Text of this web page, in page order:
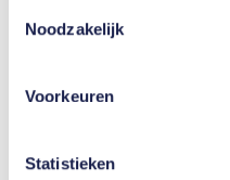
Noodzakelijk
Voorkeuren
Statistieken